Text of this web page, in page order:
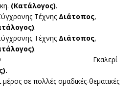
(Κατάλογος).
Τέχνης Διάτοπος,
.
Τέχνης Διάτοπος,
.
2019 Γκαλερί
σε πολλές ομαδικές-θεματικές